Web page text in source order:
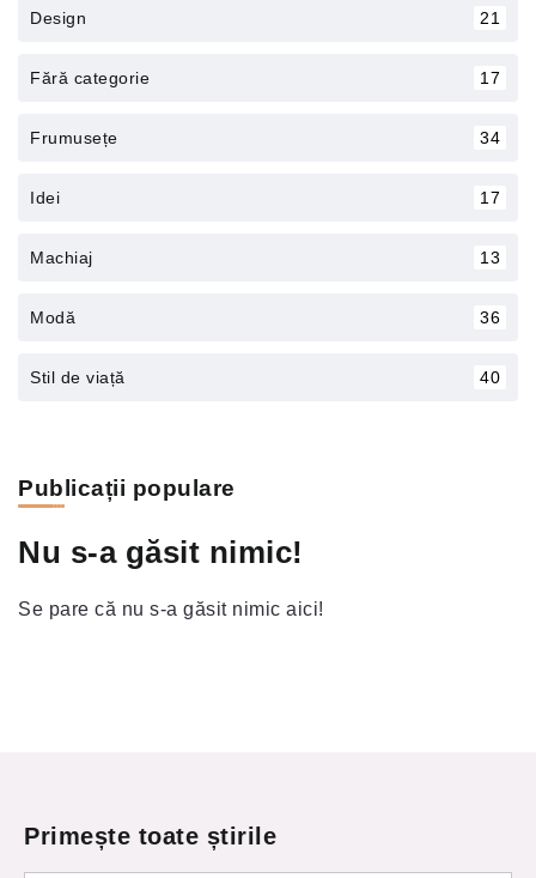
Design 21
Fără categorie 17
Frumusețe 34
Idei 17
Machiaj 13
Modă 36
Stil de viață 40
Publicații populare
Nu s-a găsit nimic!
Se pare că nu s-a găsit nimic aici!
Primește toate știrile